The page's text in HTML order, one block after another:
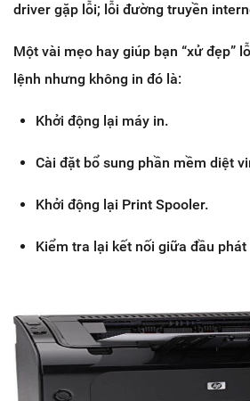
driver gặp lỗi; lỗi đường truyền
Một vài mẹo hay giúp bạn “xử đẹp”
lệnh nhưng không in đó là:
Khởi động lại máy in.
Cài đặt bổ sung phần mềm diệt
Khởi động lại Print Spooler.
Kiểm tra lại kết nối giữa đầu